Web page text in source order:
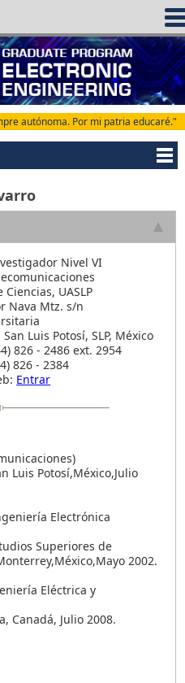
autónoma. Por mi patria educaré."
Nivel VI
Ciencias, UASLP
Nava Mtz. s/n
San Luis Potosí, SLP, México
826 - 2486 ext. 2954
826 - 2384
Entrar
Luis Potosí,México,Julio
Electrónica
Superiores de
2002.
Eléctrica y
Canadá, Julio 2008.